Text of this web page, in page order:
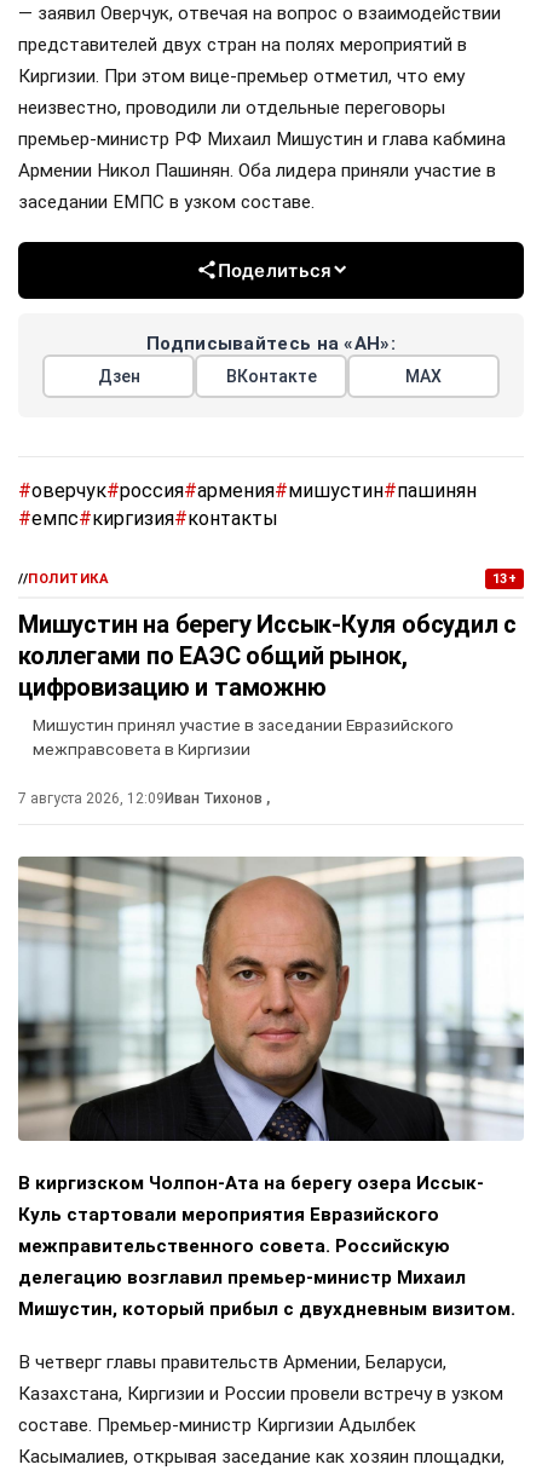
— заявил Оверчук, отвечая на вопрос о взаимодействии
представителей двух стран на полях мероприятий в
Киргизии. При этом вице-премьер отметил, что ему
неизвестно, проводили ли отдельные переговоры
премьер-министр РФ Михаил Мишустин и глава кабмина
Армении Никол Пашинян. Оба лидера приняли участие в
заседании ЕМПС в узком составе.
Поделиться
Подписывайтесь на «АН»:
Дзен ВКонтакте МАХ
#оверчук#россия#армения#мишустин#пашинян
#емпс#киргизия#контакты
//ПОЛИТИКА 13+
Мишустин на берегу Иссык-Куля обсудил с
коллегами по ЕАЭС общий рынок,
цифровизацию и таможню
Мишустин принял участие в заседании Евразийского
межправсовета в Киргизии
7 августа 2026, 12:09 Иван Тихонов ,
В киргизском Чолпон-Ата на берегу озера Иссык-
Куль стартовали мероприятия Евразийского
межправительственного совета. Российскую
делегацию возглавил премьер-министр Михаил
Мишустин, который прибыл с двухдневным визитом.
В четверг главы правительств Армении, Беларуси,
Казахстана, Киргизии и России провели встречу в узком
составе. Премьер-министр Киргизии Адылбек
Касымалиев, открывая заседание как хозяин площадки,